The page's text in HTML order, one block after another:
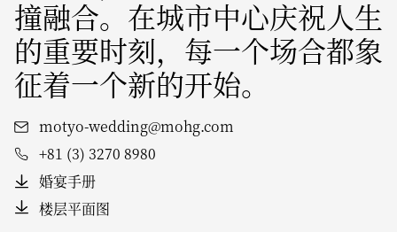
撞融合。在城市中心庆祝人生
的重要时刻，每一个场合都象
征着一个新的开始。
motyo-wedding@mohg.com
+81 (3) 3270 8980
婚宴手册
楼层平面图